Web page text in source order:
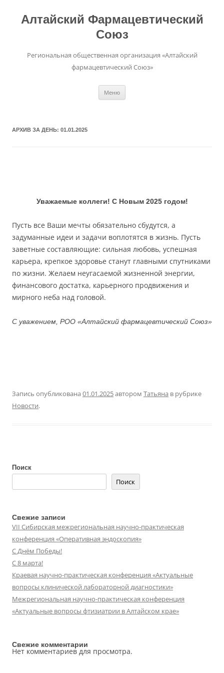
Алтайский Фармацевтический
Союз
Региональная общественная организация «Алтайский
фармацевтический Союз»
Меню
АРХИВ ЗА ДЕНЬ: 01.01.2025
Уважаемые коллеги! С Новым 2025 годом!
Пусть все Ваши мечты обязательно сбудутся, а
задуманные идеи и задачи воплотятся в жизнь. Пусть
заветные составляющие: сильная любовь, успешная
карьера, крепкое здоровье станут главными спутниками
по жизни. Желаем неугасаемой жизненной энергии,
финансового достатка, карьерного продвижения и
мирного неба над головой.
С уважением, РОО «Алтайский фармацевтический Союз»
Запись опубликована 01.01.2025автором Татьяна в рубрике
Новости.
Поиск
Поиск
Свежие записи
VII Сибирская межрегиональная научно-практическая
конференция «Оперативная эндоскопия»
С Днём Победы!
С 8 марта!
Краевая научно-практическая конференция «Актуальные
вопросы клинической лабораторной диагностики»
Межрегиональная научно-практическая конференция
«Актуальные вопросы фтизиатрии в Алтайском крае»
Свежие комментарии
Нет комментариев для просмотра.